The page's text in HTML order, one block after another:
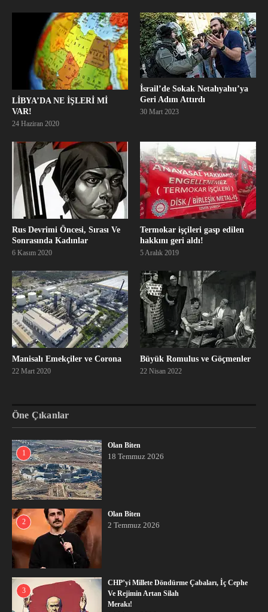
LİBYA’DA NE İŞLERİ Mİ
VAR!
24 Haziran 2020
İsrail’de Sokak Netahyahu’ya
Geri Adım Attırdı
30 Mart 2023
Rus Devrimi Öncesi, Sırası Ve
Sonrasında Kadınlar
6 Kasım 2020
Termokar işçileri gasp edilen
hakkını geri aldı!
5 Aralık 2019
Manisalı Emekçiler ve Corona
22 Mart 2020
Büyük Romulus ve Göçmenler
22 Nisan 2022
Öne Çıkanlar
1
Olan Biten
18 Temmuz 2026
2
Olan Biten
2 Temmuz 2026
3
CHP’yi Millete Döndürme Çabaları, İç Cephe
Ve Rejimin Artan Silah
Merakı!